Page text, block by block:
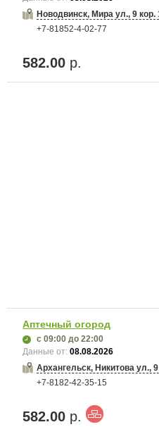
Новодвинск, Мира ул., 9 кор.
+7-81852-4-02-77
582.00 р.
Аптечный огород
с 09:00 до 22:00
Данные от:08.08.2026
Архангельск, Никитова ул.,
+7-8182-42-35-15
582.00 р.